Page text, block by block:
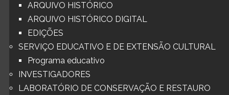
ARQUIVO HISTÓRICO
ARQUIVO HISTÓRICO DIGITAL
EDIÇÕES
SERVIÇO EDUCATIVO E DE EXTENSÃO CULTURAL
Programa educativo
INVESTIGADORES
LABORATÓRIO DE CONSERVAÇÃO E RESTAURO